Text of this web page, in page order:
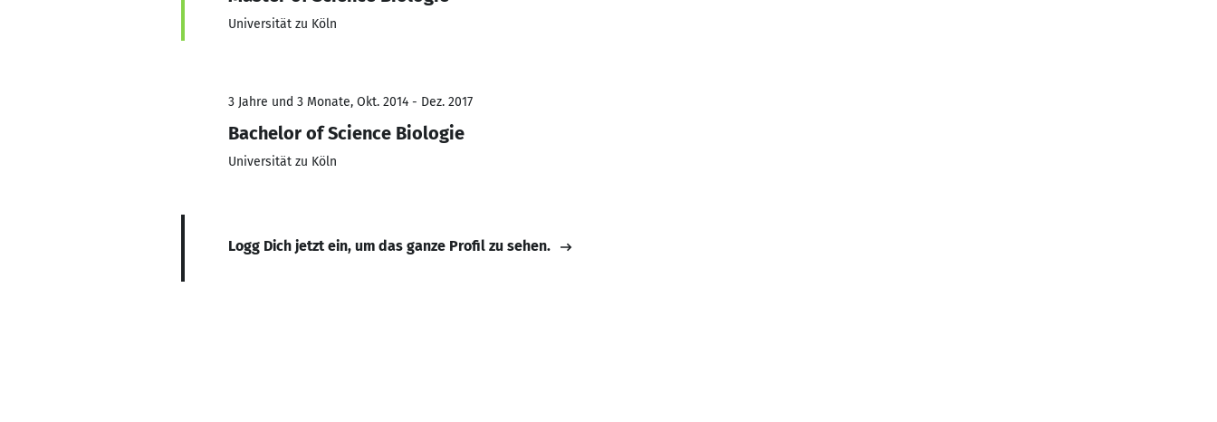
Universität zu Köln
3 Jahre und 3 Monate, Okt. 2014 - Dez. 2017
Bachelor of Science Biologie
Universität zu Köln
Logg Dich jetzt ein, um das ganze Profil zu sehen.